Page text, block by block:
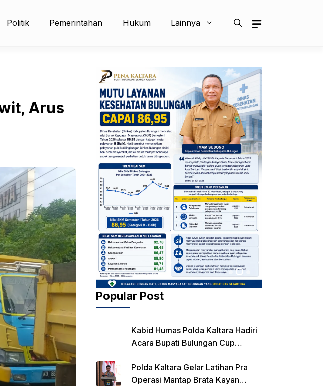
Politik Pemerintahan Hukum Lainnya
Arus
Popular Post
Kabid Humas Polda Kaltara Hadiri
Acara Bupati Bulungan Cup
Polda Kaltara Gelar Latihan Pra
Operasi Mantap Brata Kayan